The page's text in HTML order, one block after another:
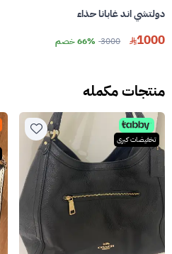
دولتشي اند غابانا حذاء
1000
3000 66% خصم
منتجات مكمله
تخفيضات كبرى